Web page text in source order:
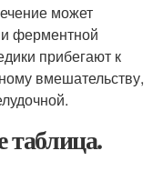
может
и ферментной
прибегают к
вмешательству,
таблица.